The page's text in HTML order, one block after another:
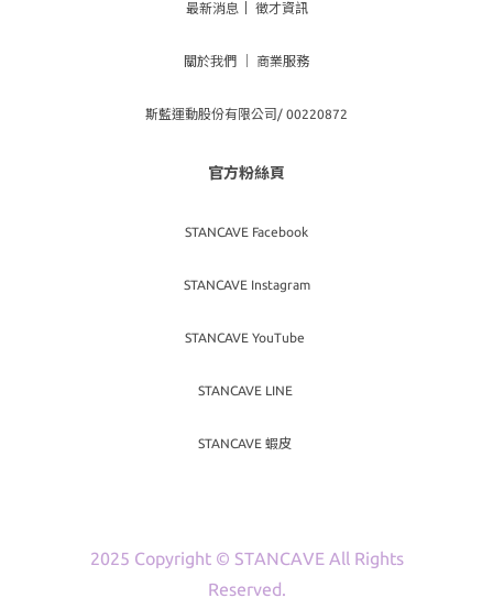
最新消息 徵才資訊
關於我們 商業服務
斯藍運動股份有限公司/ 00220872
官方粉絲頁
STANCAVE Facebook
STANCAVE Instagram
STANCAVE YouTube
STANCAVE LINE
STANCAVE 蝦皮
2025 Copyright © STANCAVE All Rights
Reserved.